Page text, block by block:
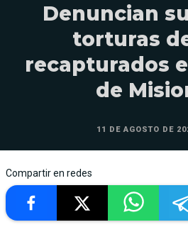
Denuncian
torturas
recapturados
de
11 DE AGOSTO DE
Compartir en redes